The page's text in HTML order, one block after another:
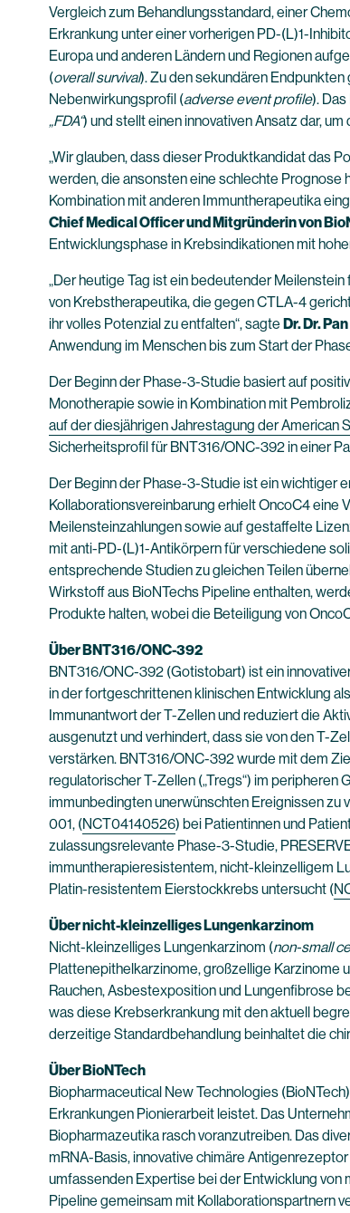
Vergleich zum Behandlungsstandard, einer
Erkrankung unter einer vorherigen PD-(L)1-
Europa und anderen Ländern und Regionen
(overall survival). Zu den sekundären
Nebenwirkungsprofil (adverse event profile).
„FDA“) und stellt einen innovativen Ansatz dar,
„Wir glauben, dass dieser Produktkandidat das
werden, die ansonsten eine schlechte
Kombination mit anderen Immuntherapeutika
Chief Medical Officer und Mitgründerin von
Entwicklungsphase in Krebsindikationen mit
„Der heutige Tag ist ein bedeutender
von Krebstherapeutika, die gegen CTLA-4
ihr volles Potenzial zu entfalten“, sagte Dr. Dr.
Anwendung im Menschen bis zum Start der
Der Beginn der Phase-3-Studie basiert auf
Monotherapie sowie in Kombination mit
auf der diesjährigen Jahrestagung der American
Sicherheitsprofil für BNT316/ONC-392 in einer
Der Beginn der Phase-3-Studie ist ein wichtiger
Kollaborationsvereinbarung erhielt OncoC4 eine
Meilensteinzahlungen sowie auf gestaffelte
mit anti-PD-(L)1-Antikörpern für verschiedene
entsprechende Studien zu gleichen Teilen
Wirkstoff aus BioNTechs Pipeline enthalten,
Produkte halten, wobei die Beteiligung von
Über BNT316/ONC-392
BNT316/ONC-392 (Gotistobart) ist ein
in der fortgeschrittenen klinischen Entwicklung
Immunantwort der T-Zellen und reduziert die
ausgenutzt und verhindert, dass sie von den T-
verstärken. BNT316/ONC-392 wurde mit dem
regulatorischer T-Zellen („Tregs“) im peripheren
immunbedingten unerwünschten Ereignissen zu
001, (NCT04140526) bei Patientinnen und
zulassungsrelevante Phase-3-Studie,
immuntherapieresistentem, nicht-kleinzelligem
Platin-resistentem Eierstockkrebs untersucht (
Über nicht-kleinzelliges Lungenkarzinom
Nicht-kleinzelliges Lungenkarzinom (non-small
Plattenepithelkarzinome, großzellige Karzinome
Rauchen, Asbestexposition und Lungenfibrose
was diese Krebserkrankung mit den aktuell
derzeitige Standardbehandlung beinhaltet die
Über BioNTech
Biopharmaceutical New Technologies
Erkrankungen Pionierarbeit leistet. Das
Biopharmazeutika rasch voranzutreiben. Das
mRNA-Basis, innovative chimäre
umfassenden Expertise bei der Entwicklung
Pipeline gemeinsam mit Kollaborationspartnern